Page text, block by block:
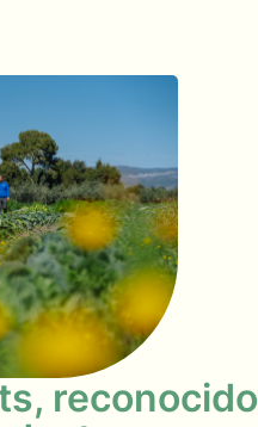
reconocido